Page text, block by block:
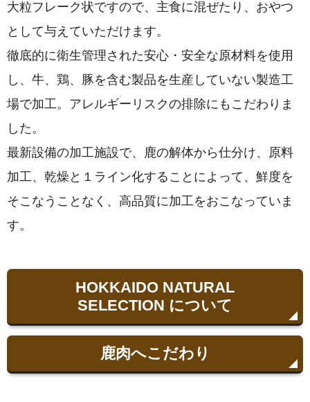
大粒フレーク状ですので、主食に混ぜたり、おやつ
として与えていただけます。
徹底的に衛生管理された安心・安全な原材料を使用
し、牛、鶏、豚を含む製品を生産していない製造工
場で加工。アレルギーリスクの排除にもこだわりま
した。
最新設備の加工施設で、鹿の解体から仕分け、原料
加工、乾燥と１ライン化することによって、鮮度を
そこなうことなく、高品質に加工をおこなっていま
す。
HOKKAIDO NATURAL
SELECTION について
鹿肉へこだわり